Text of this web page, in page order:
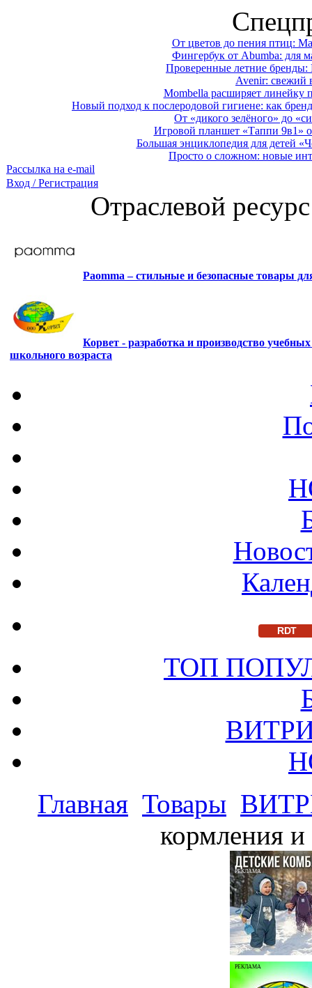
От цветов до пения птиц:
Фингербук от Abumba: для
Проверенные летние
Avenir: свежий
Mombella расширяет линейку
Новый подход к послеродовой гигиене: как
От «дикого зелёного» до
Игровой планшет «Таппи 9в1»
Большая энциклопедия для детей
Просто о сложном: новые
Рассылка на e-mail
Вход / Регистрация
Отраслевой
Paomma – стильные и безопасные товары
Корвет - разработка и производство
школьного возраста
RDT
ТОП
Главная Товары
кормления и
РЕКЛАМА
РЕКЛАМА